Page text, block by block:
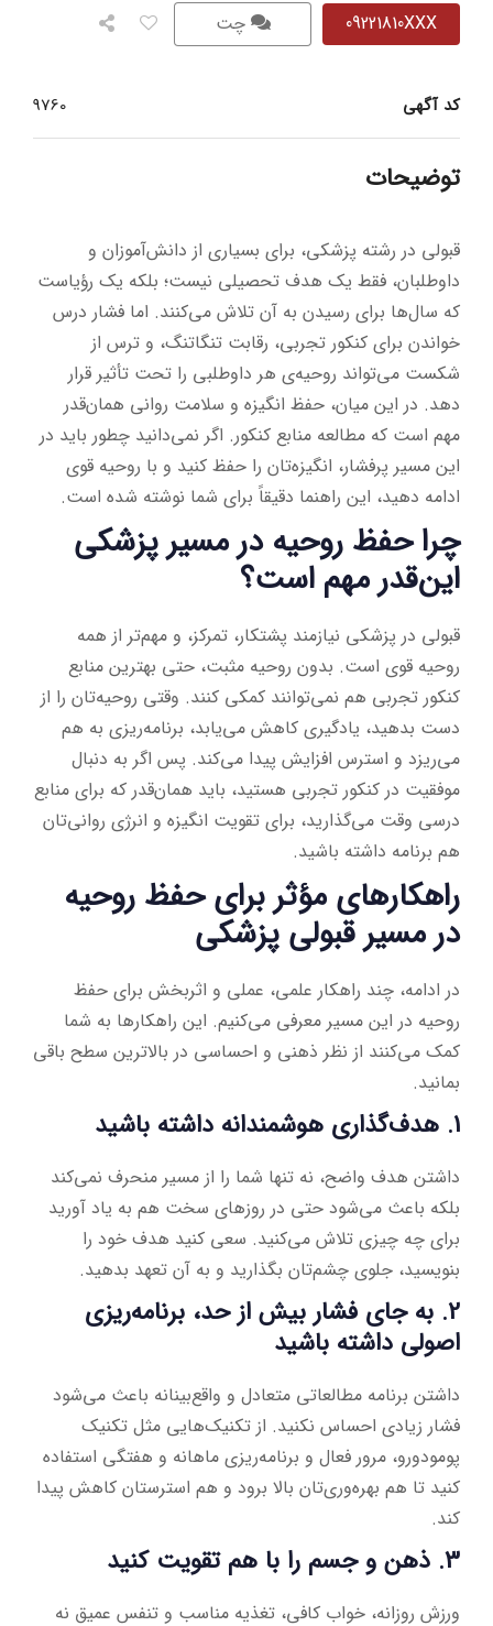
09221810XXX چت
کد آگهی 9760
توضیحات
قبولی در رشته پزشکی، برای بسیاری از دانش‌آموزان و
داوطلبان، فقط یک هدف تحصیلی نیست؛ بلکه یک رؤیاست
که سال‌ها برای رسیدن به آن تلاش می‌کنند. اما فشار درس
خواندن برای کنکور تجربی، رقابت تنگاتنگ، و ترس از
شکست می‌تواند روحیه‌ی هر داوطلبی را تحت تأثیر قرار
دهد. در این میان، حفظ انگیزه و سلامت روانی همان‌قدر
مهم است که مطالعه منابع کنکور. اگر نمی‌دانید چطور باید در
این مسیر پرفشار، انگیزه‌تان را حفظ کنید و با روحیه قوی
ادامه دهید، این راهنما دقیقاً برای شما نوشته شده است.
چرا حفظ روحیه در مسیر پزشکی
این‌قدر مهم است؟
قبولی در پزشکی نیازمند پشتکار، تمرکز، و مهم‌تر از همه
روحیه قوی است. بدون روحیه مثبت، حتی بهترین منابع
کنکور تجربی هم نمی‌توانند کمکی کنند. وقتی روحیه‌تان را از
دست بدهید، یادگیری کاهش می‌یابد، برنامه‌ریزی به هم
می‌ریزد و استرس افزایش پیدا می‌کند. پس اگر به دنبال
موفقیت در کنکور تجربی هستید، باید همان‌قدر که برای منابع
درسی وقت می‌گذارید، برای تقویت انگیزه و انرژی روانی‌تان
هم برنامه داشته باشید.
راهکارهای مؤثر برای حفظ روحیه
در مسیر قبولی پزشکی
در ادامه، چند راهکار علمی، عملی و اثربخش برای حفظ
روحیه در این مسیر معرفی می‌کنیم. این راهکارها به شما
کمک می‌کنند از نظر ذهنی و احساسی در بالاترین سطح باقی
بمانید.
1. هدف‌گذاری هوشمندانه داشته باشید
داشتن هدف واضح، نه تنها شما را از مسیر منحرف نمی‌کند
بلکه باعث می‌شود حتی در روزهای سخت هم به یاد آورید
برای چه چیزی تلاش می‌کنید. سعی کنید هدف خود را
بنویسید، جلوی چشم‌تان بگذارید و به آن تعهد بدهید.
2. به جای فشار بیش از حد، برنامه‌ریزی
اصولی داشته باشید
داشتن برنامه مطالعاتی متعادل و واقع‌بینانه باعث می‌شود
فشار زیادی احساس نکنید. از تکنیک‌هایی مثل تکنیک
پومودورو، مرور فعال و برنامه‌ریزی ماهانه و هفتگی استفاده
کنید تا هم بهره‌وری‌تان بالا برود و هم استرستان کاهش پیدا
کند.
3. ذهن و جسم را با هم تقویت کنید
ورزش روزانه، خواب کافی، تغذیه مناسب و تنفس عمیق نه